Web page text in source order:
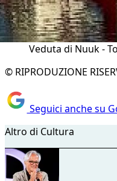
Veduta di Nuuk -
© RIPRODUZIONE
Seguici anche su
Altro di Cultura